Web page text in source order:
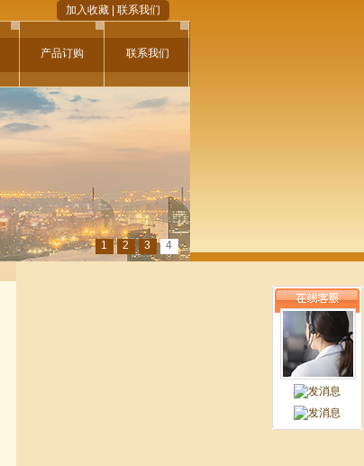
加入收藏 联系我们
产品订购 联系我们
1 2 3 4